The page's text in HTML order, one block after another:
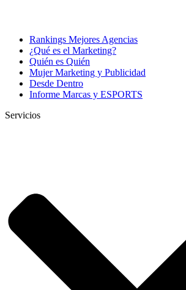
Rankings Mejores Agencias
¿Qué es el Marketing?
Quién es Quién
Mujer Marketing y Publicidad
Desde Dentro
Informe Marcas y ESPORTS
Servicios